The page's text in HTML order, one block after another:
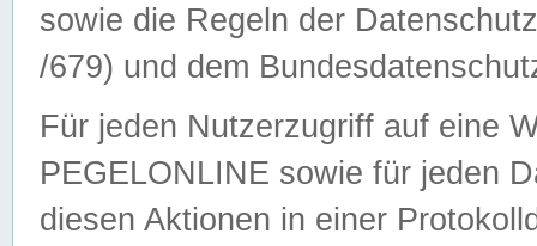
sowie die Regeln der
/679) und dem
Für jeden Nutzerzugriff auf eine
PEGELONLINE sowie für jeden
diesen Aktionen in einer